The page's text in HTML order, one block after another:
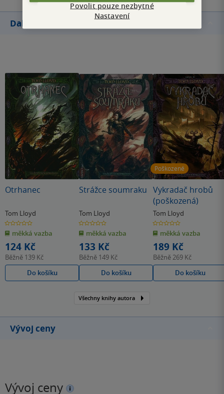
Další knihy autora
Otrhanec
Tom Lloyd
0.0
z
5
hvězdiček
měkká vazba
124 Kč
Běžně 139 Kč
Do košíku
Strážce soumraku
Tom Lloyd
0.0
z
5
hvězdiček
měkká vazba
133 Kč
Běžně 149 Kč
Do košíku
Poškozené
Vykradač hrobů
(poškozená)
Tom Lloyd
0.0
z
5
hvězdiček
měkká vazba
189 Kč
Běžně269 Kč
Do košíku
Všechny knihy autora
Vývoj ceny
Vývoj ceny
Povolit pouze nezbytné
Nastavení